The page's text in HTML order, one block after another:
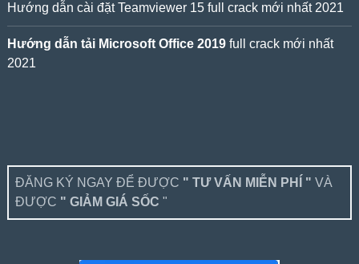
Hướng dẫn cài đặt Teamviewer 15 full crack mới nhất 2021
Hướng dẫn tải Microsoft Office 2019full crack mới nhất
2021
ĐĂNG KÝ NGAY ĐỂ ĐƯỢC " TƯ VẤN MIỄN PHÍ " VÀ
ĐƯỢC " GIẢM GIÁ SỐC "